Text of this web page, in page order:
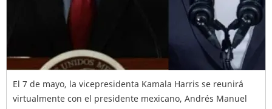
El 7 de mayo, la vicepresidenta Kamala Harris se reunirá
virtualmente con el presidente mexicano, Andrés Manuel